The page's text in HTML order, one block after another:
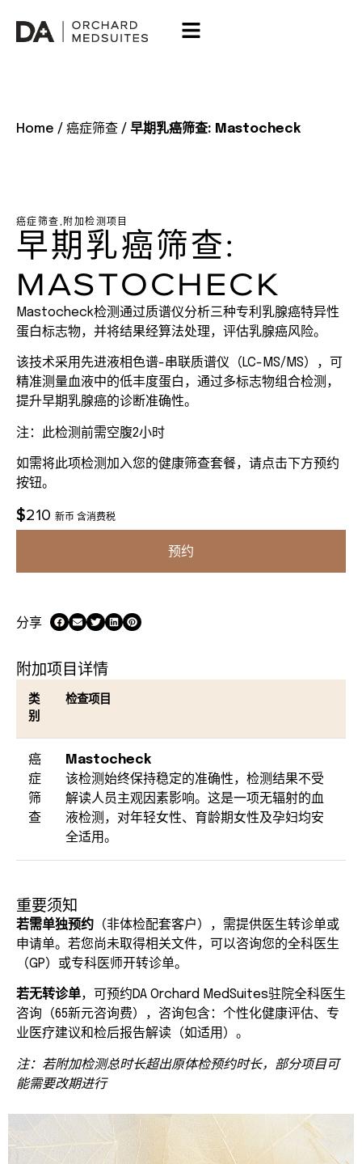
Home / 癌症筛查 / 早期乳癌筛查: Mastocheck
癌症筛查,附加检测项目
早期乳癌筛查:
MASTOCHECK
Mastocheck检测通过质谱仪分析三种专利乳腺癌特异性
蛋白标志物，并将结果经算法处理，评估乳腺癌风险。
该技术采用先进液相色谱-串联质谱仪（LC-MS/MS），可
精准测量血液中的低丰度蛋白，通过多标志物组合检测，
提升早期乳腺癌的诊断准确性。
注：此检测前需空腹2小时
如需将此项检测加入您的健康筛查套餐，请点击下方预约
按钮。
$210 新币 含消费税
预约
分享
附加项目详情
类
别
检查项目
癌
症
筛
查
Mastocheck
该检测始终保持稳定的准确性，检测结果不受
解读人员主观因素影响。这是一项无辐射的血
液检测，对年轻女性、育龄期女性及孕妇均安
全适用。
重要须知
若需单独预约 （非体检配套客户），需提供医生转诊单或
申请单。若您尚未取得相关文件，可以咨询您的全科医生
（GP）或专科医师开转诊单。
若无转诊单，可预约DA Orchard MedSuites驻院全科医生
咨询（65新元咨询费），咨询包含：个性化健康评估、专
业医疗建议和检后报告解读（如适用）。
注：若附加检测总时长超出原体检预约时长，部分项目可
能需要改期进行